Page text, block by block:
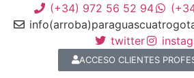
(+34) 972 56 52 94
twitter
ACCESO CLIENTES